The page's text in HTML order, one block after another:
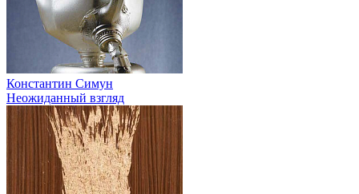
Константин Симун
Неожиданный взгляд